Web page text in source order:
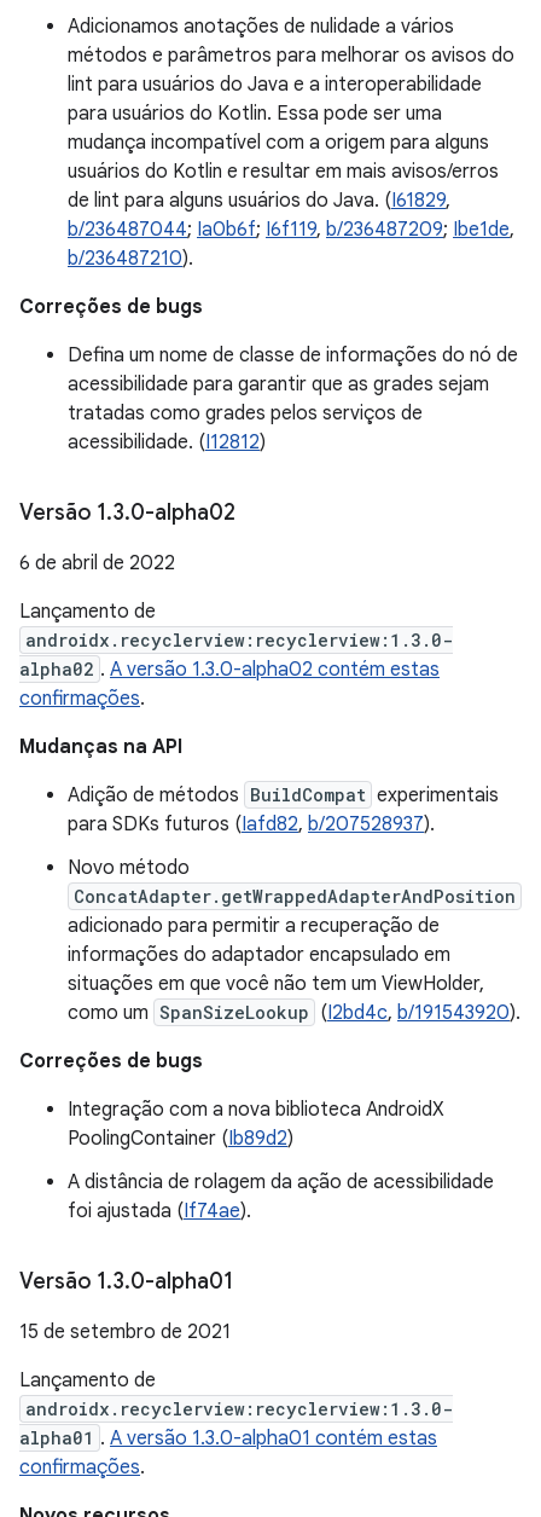
Adicionamos anotações de nulidade a vários
métodos e parâmetros para melhorar os avisos do
lint para usuários do Java e a interoperabilidade
para usuários do Kotlin. Essa pode ser uma
mudança incompatível com a origem para alguns
usuários do Kotlin e resultar em mais avisos/erros
de lint para alguns usuários do Java. (I61829,
b/236487044; Ia0b6f; I6f119, b/236487209; Ibe1de,
b/236487210).
Correções de bugs
Defina um nome de classe de informações do nó de
acessibilidade para garantir que as grades sejam
tratadas como grades pelos serviços de
acessibilidade. (I12812)
Versão 1.3.0-alpha02
6 de abril de 2022
Lançamento de
androidx.recyclerview:recyclerview:1.3.0-
alpha02 . A versão 1.3.0-alpha02 contém estas
confirmações.
Mudanças na API
Adição de métodos BuildCompat experimentais
para SDKs futuros (Iafd82, b/207528937).
Novo método
ConcatAdapter.getWrappedAdapterAndPosition
adicionado para permitir a recuperação de
informações do adaptador encapsulado em
situações em que você não tem um ViewHolder,
como um SpanSizeLookup (I2bd4c, b/191543920).
Correções de bugs
Integração com a nova biblioteca AndroidX
PoolingContainer (Ib89d2)
A distância de rolagem da ação de acessibilidade
foi ajustada (If74ae).
Versão 1.3.0-alpha01
15 de setembro de 2021
Lançamento de
androidx.recyclerview:recyclerview:1.3.0-
alpha01 . A versão 1.3.0-alpha01 contém estas
confirmações.